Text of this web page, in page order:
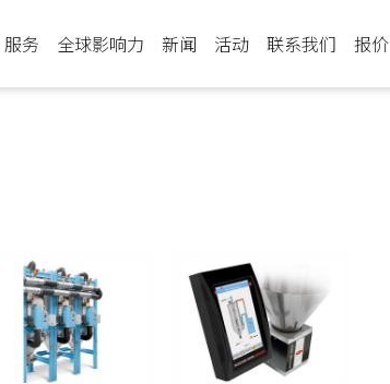
服务 全球影响力 新闻 活动 联系我们 报价